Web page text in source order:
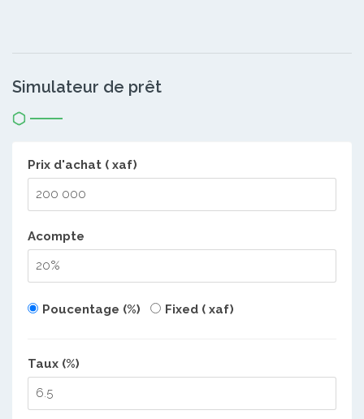
Simulateur de prêt
Prix d'achat ( xaf)
Acompte
Poucentage (%) Fixed ( xaf)
Taux (%)